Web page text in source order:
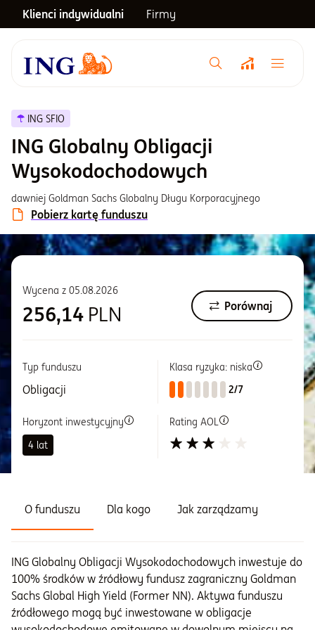
Klienci indywidualni Firmy
Menu główne
Notowania
Emerytura
Inwestycje
Blog
Centrum pomocy
O nas
Otwórz konto
ING SFIO
ING Globalny Obligacji
Wysokodochodowych
dawniej Goldman Sachs Globalny Długu Korporacyjnego
Pobierz kartę funduszu
Wycena z 05.08.2026
256,14 PLN Porównaj
Typ funduszu
Obligacji
Klasa ryzyka: niska
2/7
Horyzont inwestycyjny
4 lat
Rating AOL
O funduszu Dla kogo Jak zarządzamy
ING Globalny Obligacji Wysokodochodowych inwestuje do
100% środków w źródłowy fundusz zagraniczny Goldman
Sachs Global High Yield (Former NN). Aktywa funduszu
źródłowego mogą być inwestowane w obligacje